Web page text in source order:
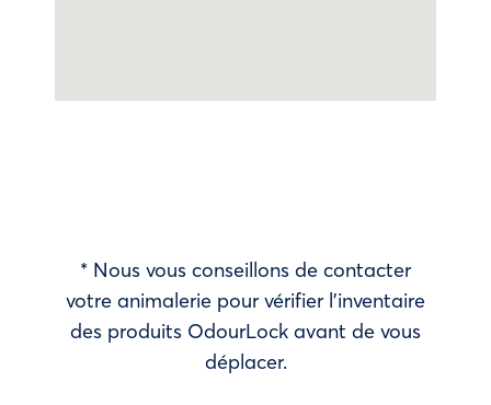
* Nous vous conseillons de contacter
votre animalerie pour vérifier l’inventaire
des produits OdourLock avant de vous
déplacer.